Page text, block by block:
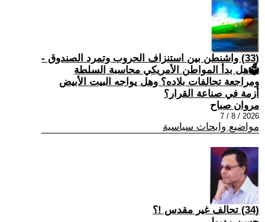
(33) واشنطن بين استنزاف الحروب وتمرد الصندوق -
🗳هل بدأ المواطن الأمريكي محاسبة السلطة
ومراجعة تحالفات بلاده؟ وهل يواجه البيت الأبيض
أزمة في صناعة القرار؟
مروان صباح
2026 / 8 / 7
مواضيع وابحاث سياسية
(34) تحالف غير مقدس !؟